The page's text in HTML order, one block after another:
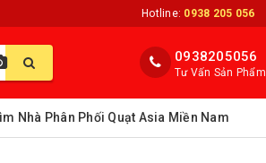
Hotline: 0938 205 056
0938205056
Tư Vấn Sản Phẩm
Nhà Phân Phối Quạt Asia Miền Nam